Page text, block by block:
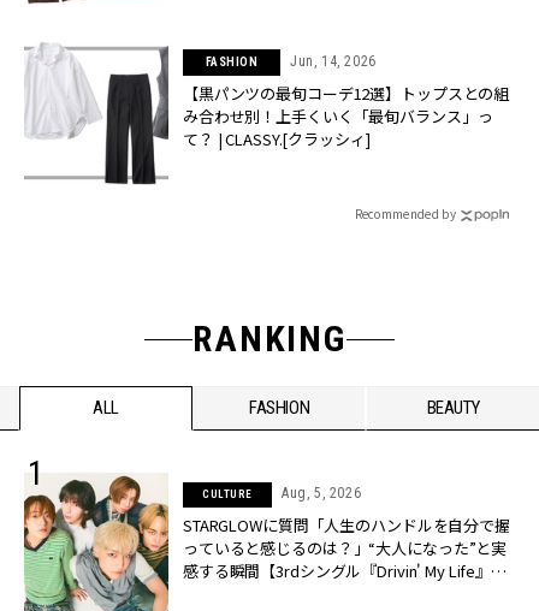
FASHION Jun, 14, 2026
【黒パンツの最旬コーデ12選】トップスとの組
み合わせ別！上手くいく「最旬バランス」っ
て？ | CLASSY.[クラッシィ]
Recommended by
RANKING
ALL FASHION BEAUTY
CULTURE Aug, 5, 2026
STARGLOWに質問「人生のハンドルを自分で握
っていると感じるのは？」“大️人になった”と実
感する瞬間【3rdシングル『Drivin' My Life』発